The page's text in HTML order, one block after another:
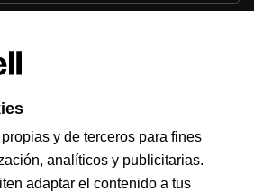
y de terceros para fines
analíticos y publicitarias.
adaptar el contenido a tus